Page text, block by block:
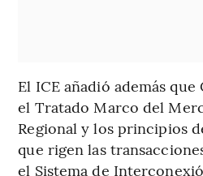
El ICE añadió además que
el Tratado Marco del
Regional y los principios
que rigen las
el Sistema de